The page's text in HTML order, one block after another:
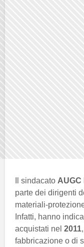
Il sindacato AUGC
parte dei dirigenti
materiali-
Infatti, hanno
acquistati nel 2011
fabbricazione o di